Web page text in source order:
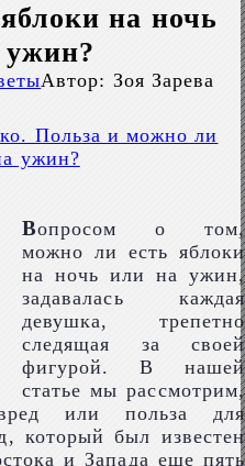
на ночь
Автор: Зоя Зарева
Польза и можно ли
ужин?
Вопросом о том,
можно ли есть яблоки
на ночь или на ужин,
задавалась каждая
девушка, трепетно
следящая за своей
фигурой. В нашей
статье мы рассмотрим,
или польза для
который был известен
и Запада еще пять